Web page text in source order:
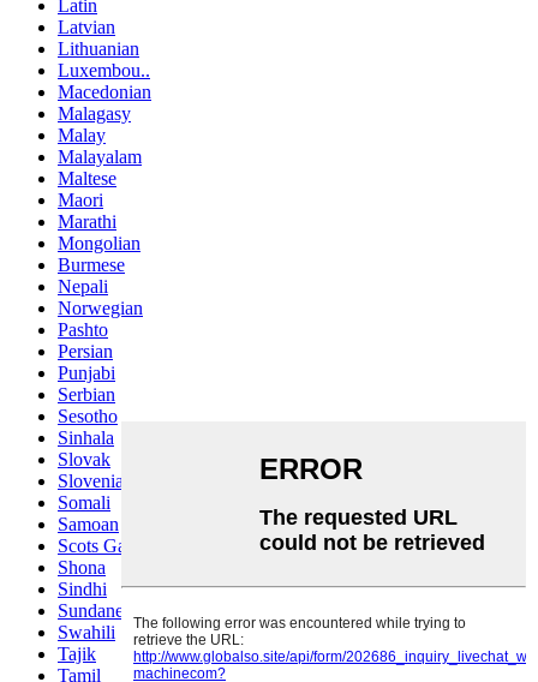
Latin
Latvian
Lithuanian
Luxembou..
Macedonian
Malagasy
Malay
Malayalam
Maltese
Maori
Marathi
Mongolian
Burmese
Nepali
Norwegian
Pashto
Persian
Punjabi
Serbian
Sesotho
Sinhala
Slovak
Slovenian
Somali
Samoan
Scots Gaelic
Shona
Sindhi
Sundanese
Swahili
Tajik
Tamil